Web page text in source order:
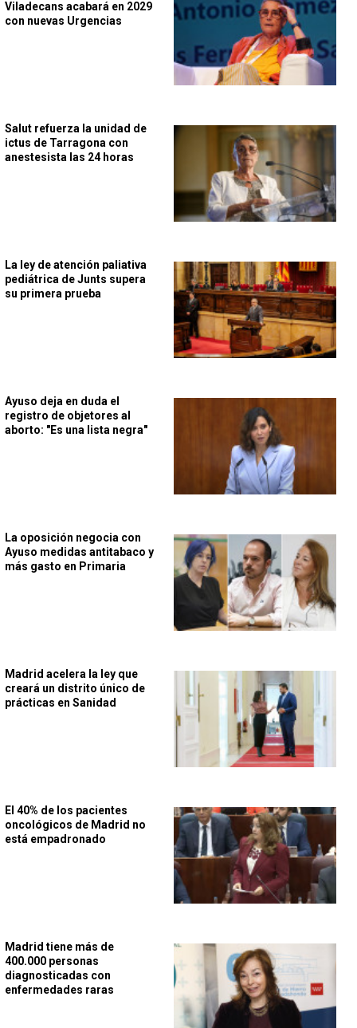
Viladecans acabará en 2029
con nuevas Urgencias
Salut refuerza la unidad de
ictus de Tarragona con
anestesista las 24 horas
La ley de atención paliativa
pediátrica de Junts supera
su primera prueba
Ayuso deja en duda el
registro de objetores al
aborto: "Es una lista negra"
La oposición negocia con
Ayuso medidas antitabaco y
más gasto en Primaria
Madrid acelera la ley que
creará un distrito único de
prácticas en Sanidad
El 40% de los pacientes
oncológicos de Madrid no
está empadronado
Madrid tiene más de
400.000 personas
diagnosticadas con
enfermedades raras